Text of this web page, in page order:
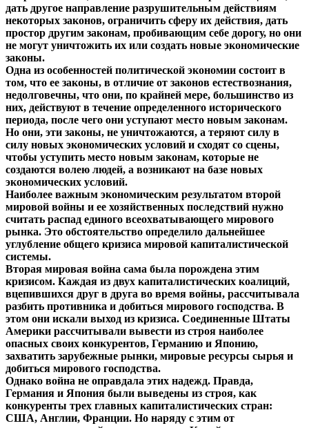
дать другое направление разрушительным действиям
некоторых законов, ограничить сферу их действия, дать
простор другим законам, пробивающим себе дорогу, но они
не могут уничтожить их или создать новые экономические
законы.
Одна из особенностей политической экономии состоит в
том, что ее законы, в отличие от законов естествознания,
недолговечны, что они, по крайней мере, большинство из
них, действуют в течение определенного исторического
периода, после чего они уступают место новым законам.
Но они, эти законы, не уничтожаются, а теряют силу в
силу новых экономических условий и сходят со сцены,
чтобы уступить место новым законам, которые не
создаются волею людей, а возникают на базе новых
экономических условий.
Наиболее важным экономическим результатом второй
мировой войны и ее хозяйственных последствий нужно
считать распад единого всеохватывающего мирового
рынка. Это обстоятельство определило дальнейшее
углубление общего кризиса мировой капиталистической
системы.
Вторая мировая война сама была порождена этим
кризисом. Каждая из двух капиталистических коалиций,
вцепившихся друг в друга во время войны, рассчитывала
разбить противника и добиться мирового господства. В
этом они искали выход из кризиса. Соединенные Штаты
Америки рассчитывали вывести из строя наиболее
опасных своих конкурентов, Германию и Японию,
захватить зарубежные рынки, мировые ресурсы сырья и
добиться мирового господства.
Однако война не оправдала этих надежд. Правда,
Германия и Япония были выведены из строя, как
конкуренты трех главных капиталистических стран:
США, Англии, Франции. Но наряду с этим от